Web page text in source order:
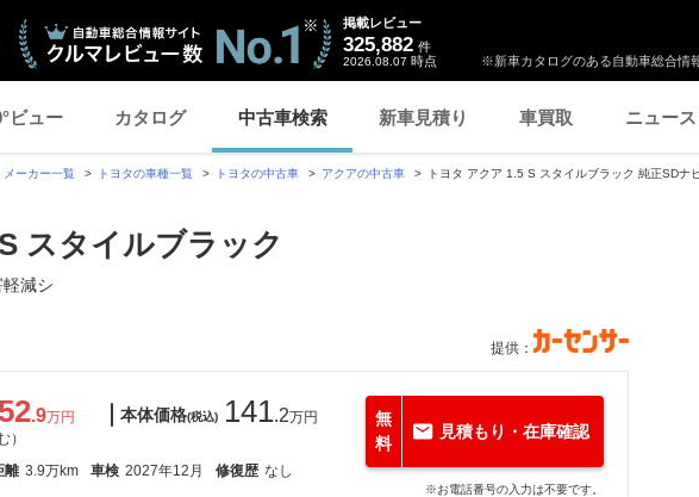
※新車カタログのある自動車総合情
掲載レビュー
325,882 件
2026.08.07 時点
ビュー カタログ 中古車検索 新車見積り 車買取 ニュース
メーカー一覧 トヨタの車種一覧 トヨタの中古車 アクアの中古車 トヨタ アクア 1.5 S スタイルブラック 純正SDナ
スタイルブラック
減シ
提供：
.9万円
）
本体価格(税込) 141.2万円
離 3.9万km 車検 2027年12月 修復歴 なし
無
料
見積もり・在庫確認
※お電話番号の入力は不要です。